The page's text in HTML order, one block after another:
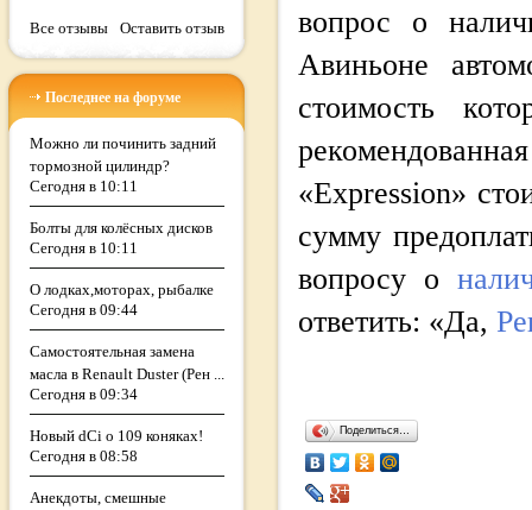
Все отзывы Оставить отзыв
Последнее на форуме
Можно ли починить задний
тормозной цилиндр?
Сегодня в 10:11
Болты для колёсных дисков
Сегодня в 10:11
О лодках,моторах, рыбалке
Сегодня в 09:44
Самостоятельная замена
масла в Renault Duster (Рен ...
Сегодня в 09:34
Новый dCi о 109 коняках!
Сегодня в 08:58
Анекдоты, смешные
вопрос о
Авиньоне
стоимость
«Expression»
сумму
вопросу о
ответить: «Да,
Поделиться…